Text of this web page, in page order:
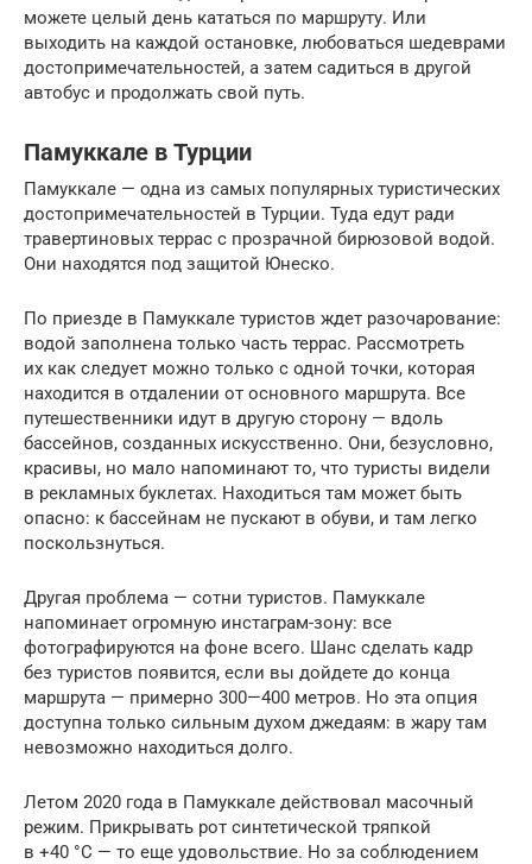
можете целый день кататься по маршруту. Или
выходить на каждой остановке, любоваться шедеврами
достопримечательностей, а затем садиться в другой
автобус и продолжать свой путь.
Памуккале в Турции
Памуккале — одна из самых популярных туристических
достопримечательностей в Турции. Туда едут ради
травертиновых террас с прозрачной бирюзовой водой.
Они находятся под защитой Юнеско.
По приезде в Памуккале туристов ждет разочарование:
водой заполнена только часть террас. Рассмотреть
их как следует можно только с одной точки, которая
находится в отдалении от основного маршрута. Все
путешественники идут в другую сторону — вдоль
бассейнов, созданных искусственно. Они, безусловно,
красивы, но мало напоминают то, что туристы видели
в рекламных буклетах. Находиться там может быть
опасно: к бассейнам не пускают в обуви, и там легко
поскользнуться.
Другая проблема — сотни туристов. Памуккале
напоминает огромную инстаграм-зону: все
фотографируются на фоне всего. Шанс сделать кадр
без туристов появится, если вы дойдете до конца
маршрута — примерно 300—400 метров. Но эта опция
доступна только сильным духом джедаям: в жару там
невозможно находиться долго.
Летом 2020 года в Памуккале действовал масочный
режим. Прикрывать рот синтетической тряпкой
в +40 °С — то еще удовольствие. Но за соблюдением